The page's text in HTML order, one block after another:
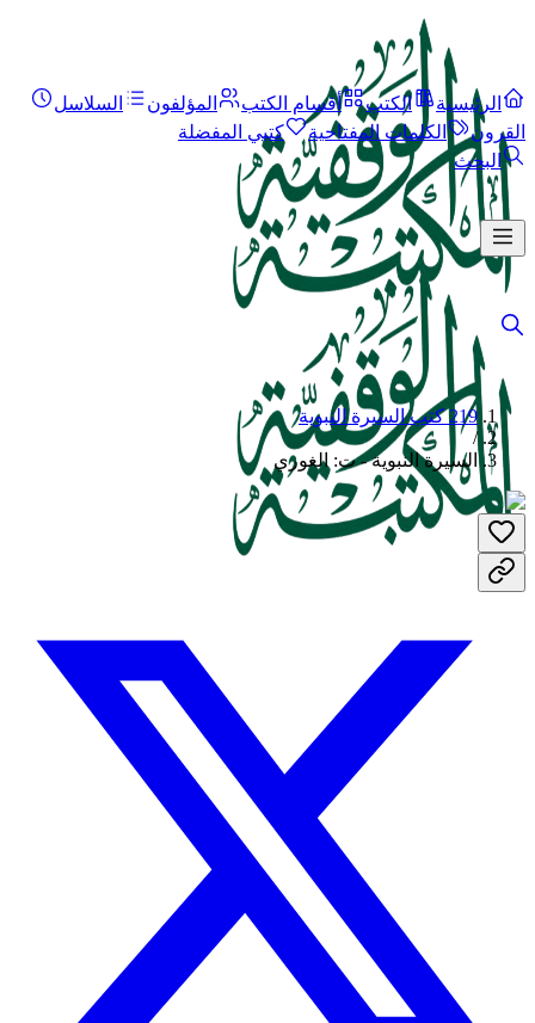
الرئيسية الكتب أقسام الكتب المؤلفون
السلاسل
القرون
الكلمات المفتاحية
كتبي المفضلة
البحث
219 كتب السيرة النبوية
/
السيرة النبوية - ت: الغوري